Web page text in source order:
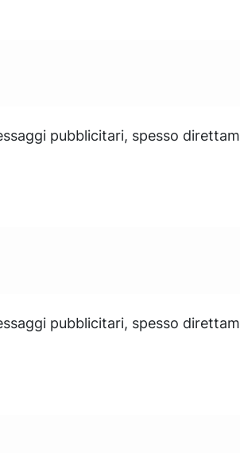
pubblicitari, spesso
pubblicitari, spesso